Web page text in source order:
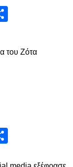
του Ζότα